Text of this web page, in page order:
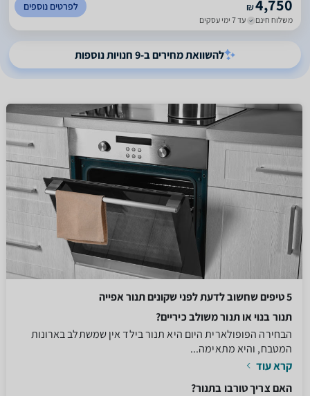
₪4,750
משלוח חינם עד 7 ימי עסקים
לפרטים נוספים
להשוואת מחירים ב-9 חנויות נוספות
5 טיפים שחשוב לדעת לפני שקונים תנור אפייה
תנור בנוי או תנור משולב כיריים?
הבחירה הפופולארית היום היא תנור בילד אין שמשתלב בארונות
המטבח, והיא מתאימה...
קרא עוד
האם צריך טורבו בתנור?